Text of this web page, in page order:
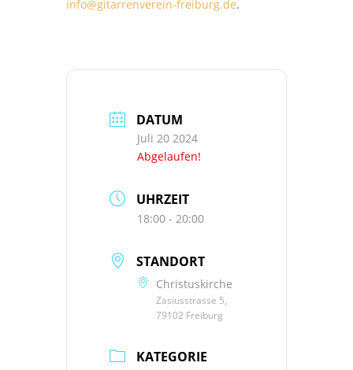
info@gitarrenverein-freiburg.de.
DATUM
Juli 20 2024
Abgelaufen!
UHRZEIT
18:00 - 20:00
STANDORT
Christuskirche
Zasiusstrasse 5,
79102 Freiburg
KATEGORIE